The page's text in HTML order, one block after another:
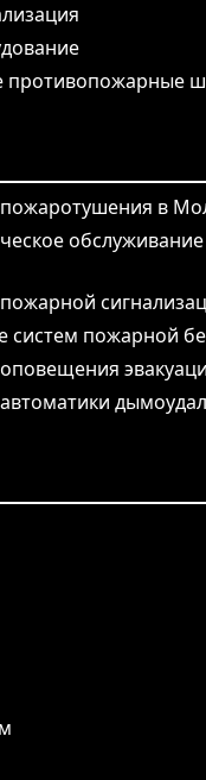
противопожарные
в
обслуживание
систем пожарной